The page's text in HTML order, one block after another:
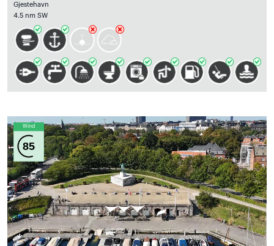
Gjestehavn
4.5 nm SW
Wind
85